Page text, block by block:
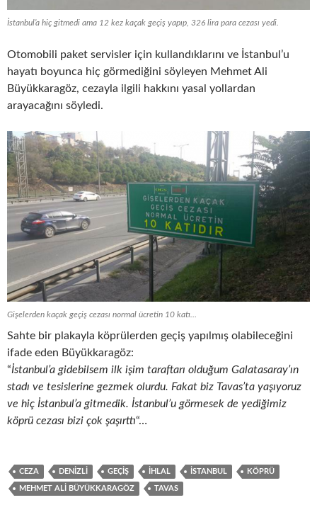
İstanbul’a hiç gitmedi ama 12 kez kaçak geçiş yapıp, 326 lira para cezası yedi.
Otomobili paket servisler için kullandıklarını ve İstanbul’u
hayatı boyunca hiç görmediğini söyleyen Mehmet Ali
Büyükkaragöz, cezayla ilgili hakkını yasal yollardan
arayacağını söyledi.
Gişelerden kaçak geçiş cezası normal ücretin 10 katı…
Sahte bir plakayla köprülerden geçiş yapılmış olabileceğini
ifade eden Büyükkaragöz:
“İstanbul’a gidebilsem ilk işim taraftarı olduğum Galatasaray’ın
stadı ve tesislerine gezmek olurdu. Fakat biz Tavas’ta yaşıyoruz
ve hiç İstanbul’a gitmedik. İstanbul’u görmesek de yediğimiz
köprü cezası bizi çok şaşırttı“…
CEZA DENIZLI GEÇIŞ IHLAL İSTANBUL KÖPRÜ
MEHMET ALI BÜYÜKKARAGÖZ TAVAS